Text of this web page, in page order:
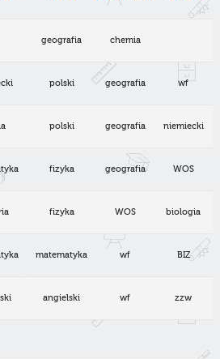
geografia chemia
polski geografia wf
polski geografia niemiecki
fizyka geografia WOS
fizyka WOS biologia
matematyka wf BIZ
angielski wf zzw